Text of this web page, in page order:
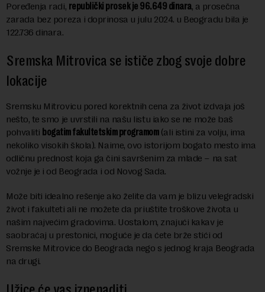
Poređenja radi, republički prosek je 96.649 dinara, a prosečna
zarada bez poreza i doprinosa u julu 2024. u Beogradu bila je
122.736 dinara.
Sremska Mitrovica se ističe zbog svoje dobre
lokacije
Sremsku Mitrovicu pored korektnih cena za život izdvaja još
nešto, te smo je uvrstili na našu listu iako se ne može baš
pohvaliti bogatim fakultetskim programom(ali istini za volju, ima
nekoliko visokih škola). Naime, ovo istorijom bogato mesto ima
odličnu prednost koja ga čini savršenim za mlade – na sat
vožnje je i od Beograda i od Novog Sada.
Može biti idealno rešenje ako želite da vam je blizu velegradski
život i fakulteti ali ne možete da priuštite troškove života u
našim najvećim gradovima. Uostalom, znajući kakav je
saobraćaj u prestonici, moguće je da ćete brže stići od
Sremske Mitrovice do Beograda nego s jednog kraja Beograda
na drugi.